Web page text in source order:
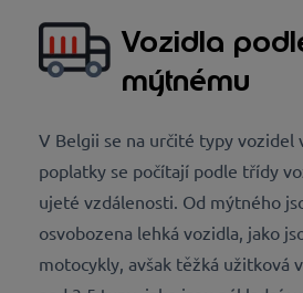
Vozidla
mýtnému
V Belgii se na určité typy vozidel
poplatky se počítají podle třídy
ujeté vzdálenosti. Od mýtného
osvobozena lehká vozidla, jako
motocykly, avšak těžká užitková